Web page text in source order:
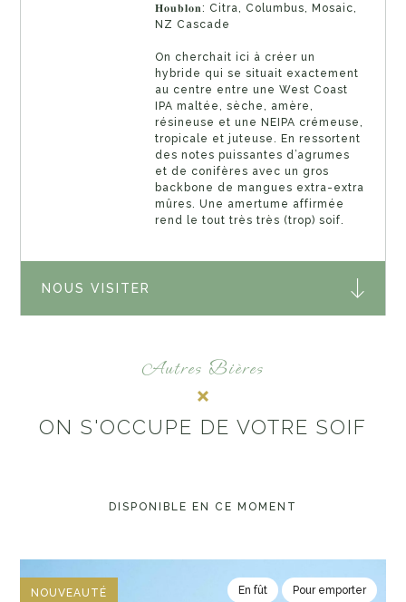
𝐇𝐨𝐮𝐛𝐥𝐨𝐧: Citra, Columbus, Mosaic,
NZ Cascade
On cherchait ici à créer un
hybride qui se situait exactement
au centre entre une West Coast
IPA maltée, sèche, amère,
résineuse et une NEIPA crémeuse,
tropicale et juteuse. En ressortent
des notes puissantes d’agrumes
et de conifères avec un gros
backbone de mangues extra-extra
mûres. Une amertume affirmée
rend le tout très très (trop) soif.
NOUS VISITER
Autres Bières
ON S'OCCUPE DE VOTRE SOIF
DISPONIBLE EN CE MOMENT
NOUVEAUTÉ En fût Pour emporter